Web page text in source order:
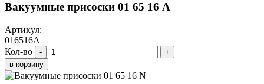
Вакуумные присоски 01 65 16 A
Артикул:
016516A
Кол-во
-
+
в корзину